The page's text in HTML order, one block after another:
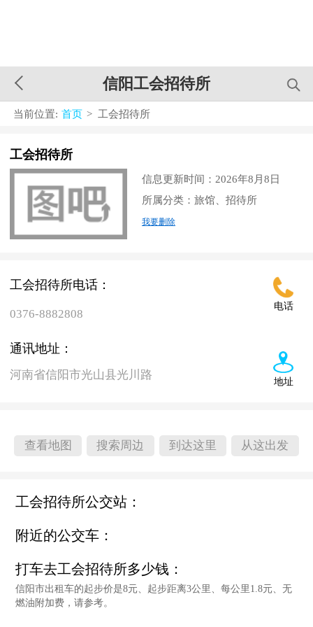
信阳工会招待所
当前位置: 首页 > 工会招待所
工会招待所
信息更新时间：2026年8月8日
所属分类：旅馆、招待所
我要删除
电话
工会招待所电话：
0376-8882808
地址
通讯地址：
河南省信阳市光山县光川路
查看地图 搜索周边 到达这里 从这出发
工会招待所公交站：
附近的公交车：
打车去工会招待所多少钱：
信阳市出租车的起步价是8元、起步距离3公里、每公里1.8元、无
燃油附加费，请参考。